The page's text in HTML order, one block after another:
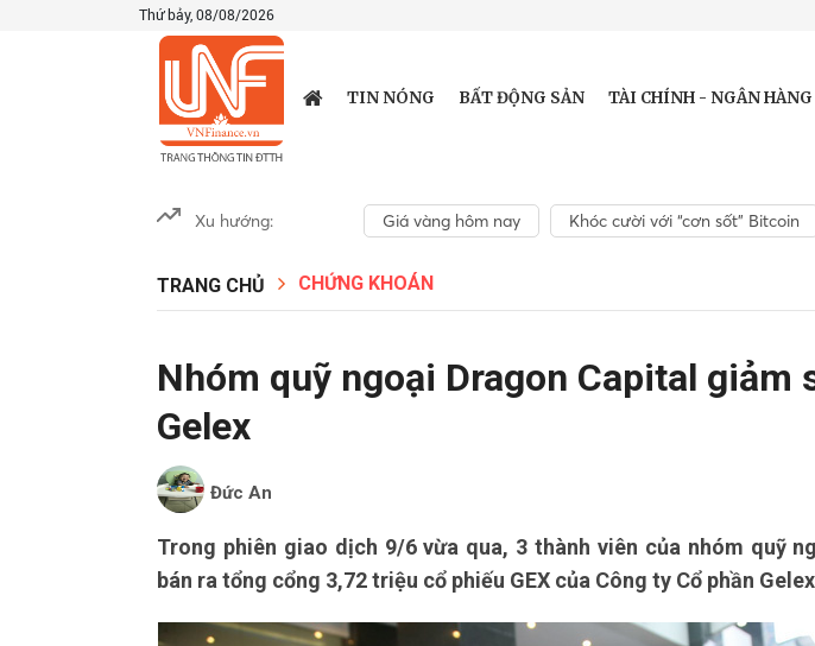
Thứ bảy, 08/08/2026
TIN NÓNG BẤT ĐỘNG SẢN TÀI CHÍNH - NGÂN HÀNG
Xu hướng: Giá vàng hôm nay Khóc cười với “cơn sốt” Bitcoin
TRANG CHỦ CHỨNG KHOÁN
Nhóm quỹ ngoại Dragon Capital giảm
Gelex
Đức An
Trong phiên giao dịch 9/6 vừa qua, 3 thành viên của nhóm quỹ
bán ra tổng cổng 3,72 triệu cổ phiếu GEX của Công ty Cổ phần